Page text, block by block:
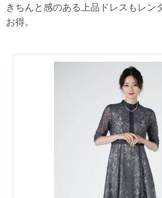
きちんと感のある上品ドレスもレン
お得。